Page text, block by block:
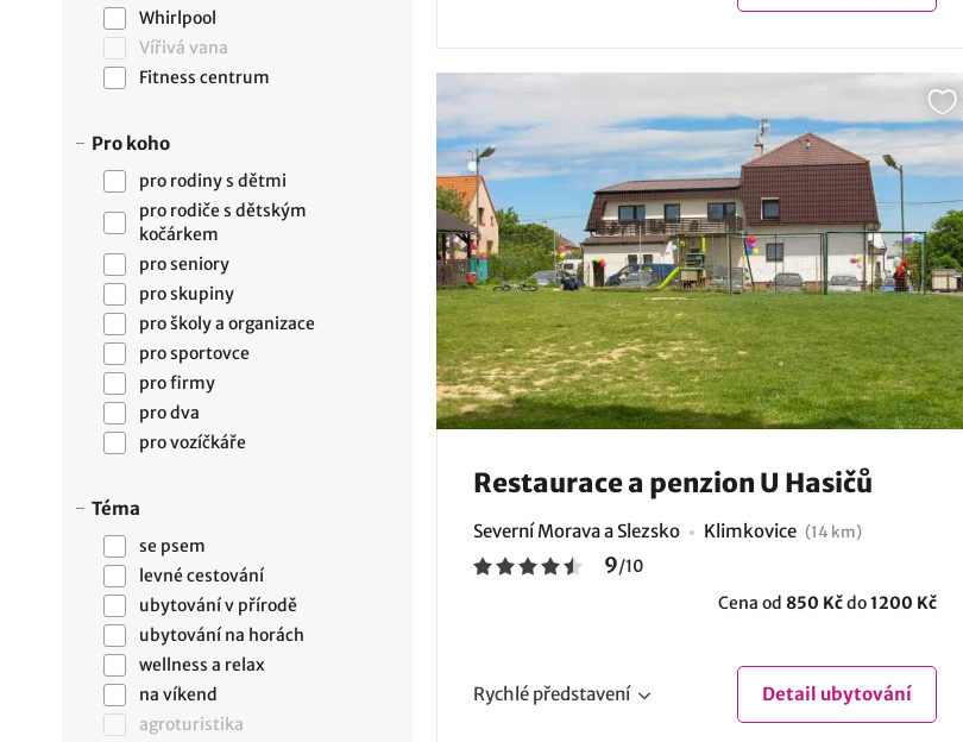
Whirlpool
Vířivá vana
Fitness centrum
Pro koho
pro rodiny s dětmi
pro rodiče s dětským
kočárkem
pro seniory
pro skupiny
pro školy a organizace
pro sportovce
pro firmy
pro dva
pro vozíčkáře
Téma
se psem
levné cestování
ubytování v přírodě
ubytování na horách
wellness a relax
na víkend
agroturistika
Restaurace a penzion U Hasičů
Severní Morava a Slezsko Klimkovice (14 km)
9/10
Cena od 850 Kčdo1200 Kč
Rychlé představení Detail ubytování